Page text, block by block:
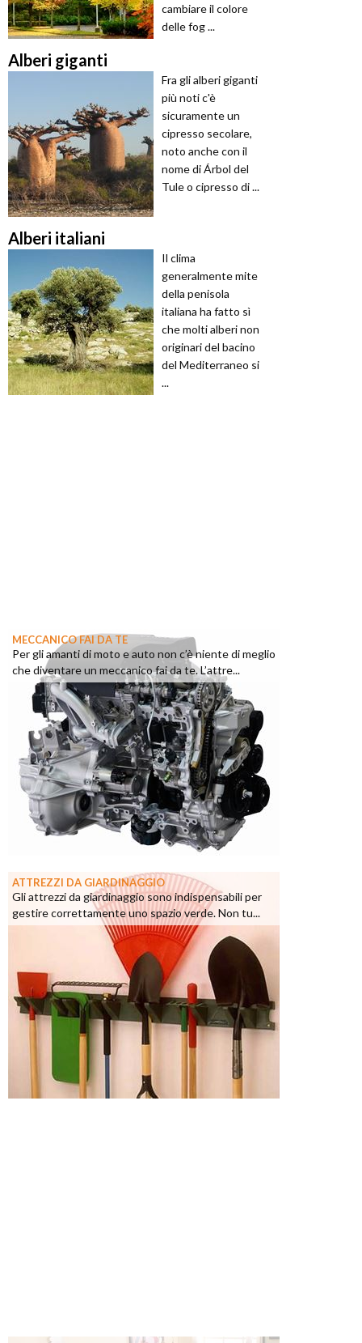
cambiare il colore
delle fog ...
Alberi giganti
Fra gli alberi giganti
più noti c'è
sicuramente un
cipresso secolare,
noto anche con il
nome di Árbol del
Tule o cipresso di ...
Alberi italiani
Il clima
generalmente mite
della penisola
italiana ha fatto sì
che molti alberi non
originari del bacino
del Mediterraneo si
...
MECCANICO FAI DA TE
Per gli amanti di moto e auto non c’è niente di meglio
che diventare un meccanico fai da te. L’attre...
ATTREZZI DA GIARDINAGGIO
Gli attrezzi da giardinaggio sono indispensabili per
gestire correttamente uno spazio verde. Non tu...